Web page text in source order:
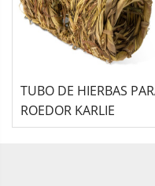
TUBO DE HIERBAS
ROEDOR KARLIE